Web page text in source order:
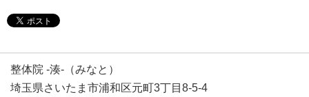
整体院 -湊-（みなと）
埼玉県さいたま市浦和区元町3丁目8-5-4